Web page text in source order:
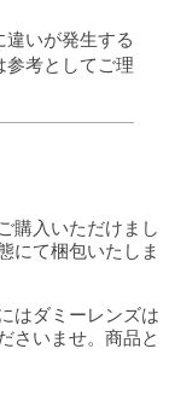
いが発生する
参考としてご理
購入いただけまし
にて梱包いたしま
はダミーレンズは
さいませ。商品と